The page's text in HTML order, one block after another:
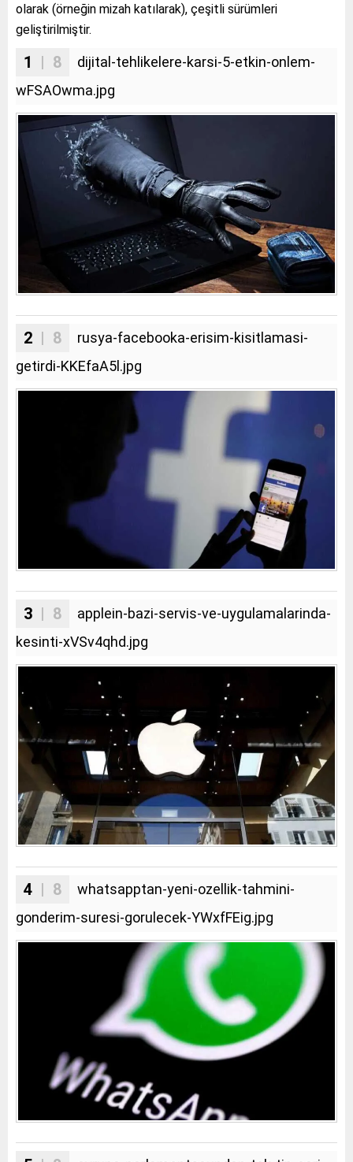
olarak (örneğin mizah katılarak), çeşitli sürümleri
geliştirilmiştir.
1 | 8
dijital-tehlikelere-karsi-5-etkin-onlem-
wFSAOwma.jpg
2 | 8
rusya-facebooka-erisim-kisitlamasi-
getirdi-KKEfaA5l.jpg
3 | 8
applein-bazi-servis-ve-uygulamalarinda-
kesinti-xVSv4qhd.jpg
4 | 8
whatsapptan-yeni-ozellik-tahmini-
gonderim-suresi-gorulecek-YWxfFEig.jpg